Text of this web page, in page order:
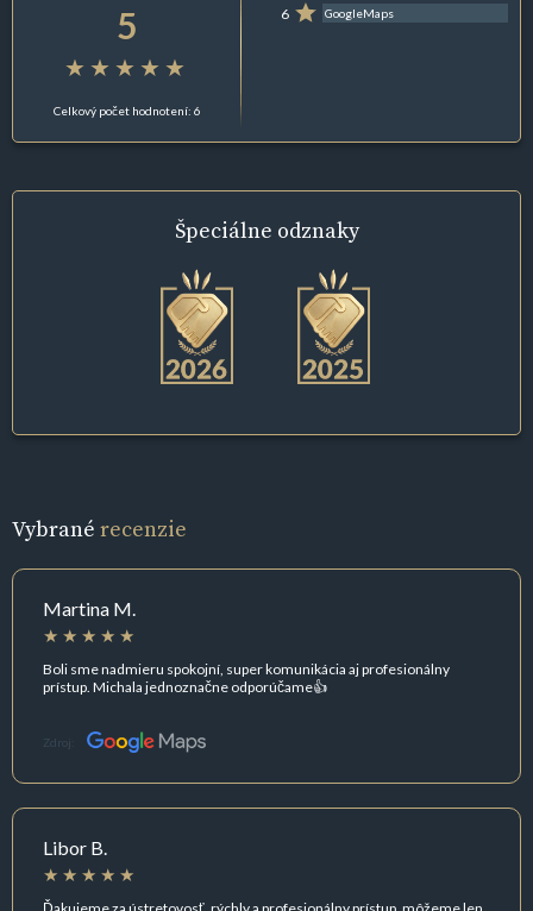
5
Celkový počet hodnotení: 6
6 GoogleMaps
Špeciálne odznaky
Vybrané recenzie
Martina M.
Boli sme nadmieru spokojní, super komunikácia aj profesionálny
prístup. Michala jednoznačne odporúčame👍
Zdroj:
Libor B.